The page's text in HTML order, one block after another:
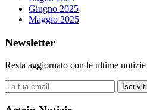
Giugno 2025
Maggio 2025
Newsletter
Resta aggiornato con le ultime notizie
Iscriviti